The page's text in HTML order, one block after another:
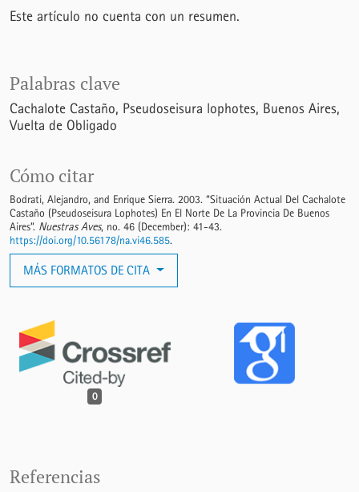
Palabras clave
Cachalote Castaño Pseudoseisura lophotes Buenos Aires
Vuelta de Obligado
Cómo citar
Bodrati, Alejandro, and Enrique Sierra. 2003. “Situación Actual Del Cachalote
Castaño (Pseudoseisura Lophotes) En El Norte De La Provincia De Buenos
Aires”. Nuestras Aves, no. 46 (December): 41-43.
https://doi.org/10.56178/na.vi46.585.
MÁS FORMATOS DE CITA
0
Este artículo no cuenta con un resumen.
Referencias